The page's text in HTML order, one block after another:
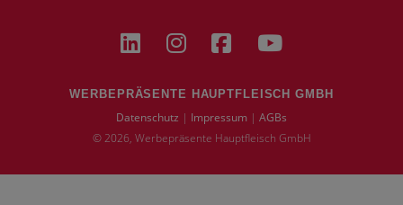
WERBEPRÄSENTE HAUPTFLEISCH GMBH
Datenschutz | Impressum | AGBs
© 2026, Werbepräsente Hauptfleisch GmbH